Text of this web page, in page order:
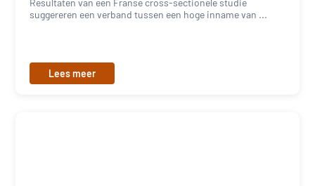
Resultaten van een Franse cross-sectionele studie
suggereren een verband tussen een hoge inname van ...
Lees meer